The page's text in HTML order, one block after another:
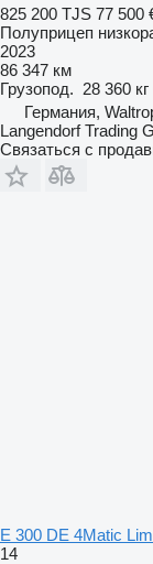
825 200 TJS 77 500
Полуприцеп
2023
86 347 км
Грузопод. 28 360 кг
Германия,
Langendorf Trading
Связаться с
E 300 DE 4Matic
14